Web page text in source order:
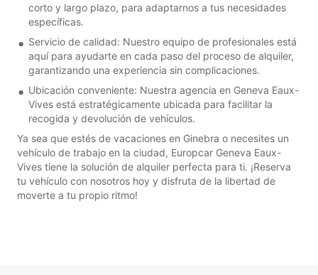
corto y largo plazo, para adaptarnos a tus necesidades
específicas.
Servicio de calidad: Nuestro equipo de profesionales está
aquí para ayudarte en cada paso del proceso de alquiler,
garantizando una experiencia sin complicaciones.
Ubicación conveniente: Nuestra agencia en Geneva Eaux-
Vives está estratégicamente ubicada para facilitar la
recogida y devolución de vehículos.
Ya sea que estés de vacaciones en Ginebra o necesites un
vehículo de trabajo en la ciudad, Europcar Geneva Eaux-
Vives tiene la solución de alquiler perfecta para ti. ¡Reserva
tu vehículo con nosotros hoy y disfruta de la libertad de
moverte a tu propio ritmo!